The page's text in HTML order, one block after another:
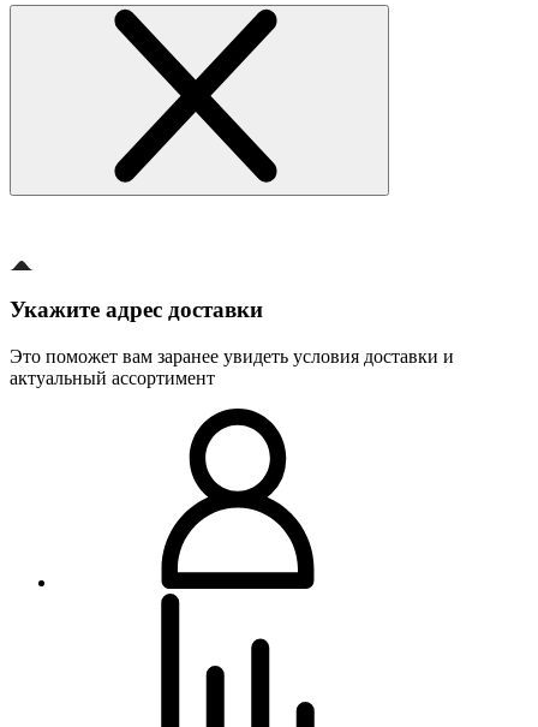
Укажите адрес доставки
Это поможет вам заранее увидеть условия доставки и
актуальный ассортимент